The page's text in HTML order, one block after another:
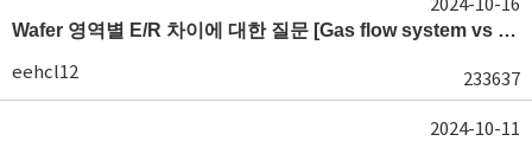
Wafer 영역별 E/R 차이에 대한 질문 [Gas flow system vs E/R]
eehcl12 233637
2024-10-11